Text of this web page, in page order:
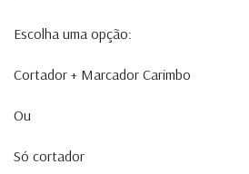
Escolha uma opção:
Cortador + Marcador Carimbo
Ou
Só cortador